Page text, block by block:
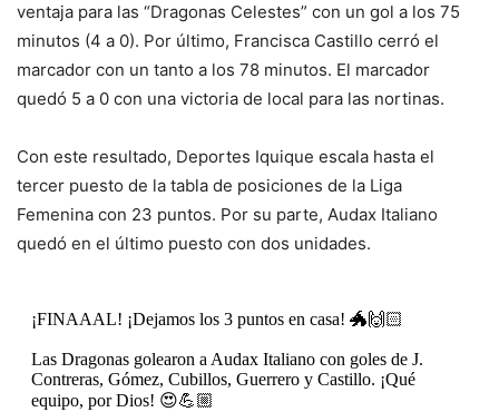
ventaja para las “Dragonas Celestes” con un gol a los 75
minutos (4 a 0). Por último, Francisca Castillo cerró el
marcador con un tanto a los 78 minutos. El marcador
quedó 5 a 0 con una victoria de local para las nortinas.
Con este resultado, Deportes Iquique escala hasta el
tercer puesto de la tabla de posiciones de la Liga
Femenina con 23 puntos. Por su parte, Audax Italiano
quedó en el último puesto con dos unidades.
¡FINAAAL! ¡Dejamos los 3 puntos en casa! 🐲🙌🏻
Las Dragonas golearon a Audax Italiano con goles de J.
Contreras, Gómez, Cubillos, Guerrero y Castillo. ¡Qué
equipo, por Dios! 😍💪🏼